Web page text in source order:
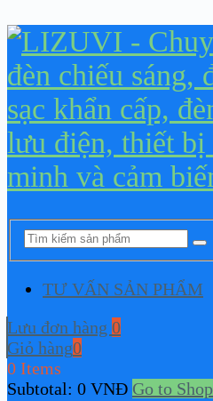
TƯ VẤN SẢN PHẨM
Lưu đơn hàng 0
Giỏ hàng0
0 Items
Subtotal: 0 VNĐ Go to Shop